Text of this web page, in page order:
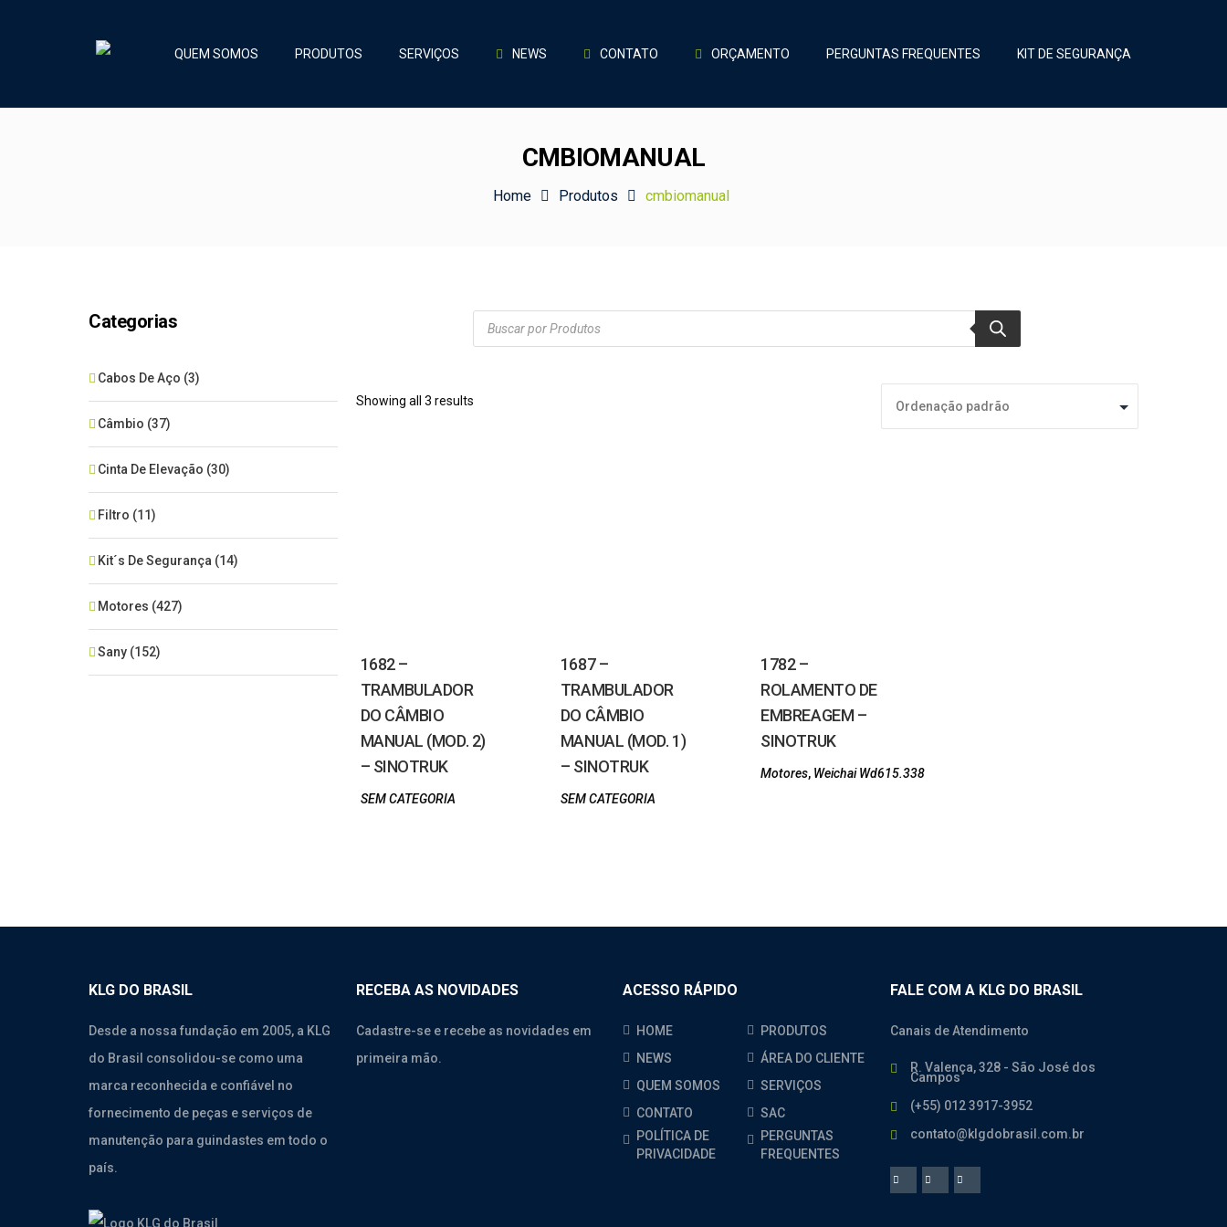
QUEM SOMOS PRODUTOS SERVIÇOS NEWS CONTATO ORÇAMENTO PERGUNTAS FREQUENTES KIT DE SEGURANÇA
CMBIOMANUAL
Home Produtos cmbiomanual
Categorias
Cabos De Aço (3)
Câmbio (37)
Cinta De Elevação (30)
Filtro (11)
Kit´s De Segurança (14)
Motores (427)
Sany (152)
Products
search
Showing all 3 results
1682 –
TRAMBULADOR
DO CÂMBIO
MANUAL (MOD. 2)
– SINOTRUK
SEM CATEGORIA
1687 –
TRAMBULADOR
DO CÂMBIO
MANUAL (MOD. 1)
– SINOTRUK
SEM CATEGORIA
1782 –
ROLAMENTO DE
EMBREAGEM –
SINOTRUK
Motores, Weichai Wd615.338
KLG DO BRASIL
Desde a nossa fundação em 2005, a KLG
do Brasil consolidou-se como uma
marca reconhecida e confiável no
fornecimento de peças e serviços de
manutenção para guindastes em todo o
país.
RECEBA AS NOVIDADES
Cadastre-se e recebe as novidades em
primeira mão.
ACESSO RÁPIDO
HOME
PRODUTOS
NEWS
ÁREA DO CLIENTE
QUEM SOMOS
SERVIÇOS
CONTATO
SAC
POLÍTICA DE
PRIVACIDADE
PERGUNTAS
FREQUENTES
FALE COM A KLG DO BRASIL
Canais de Atendimento
R. Valença, 328 - São José dos
Campos
(+55) 012 3917-3952
contato@klgdobrasil.com.br